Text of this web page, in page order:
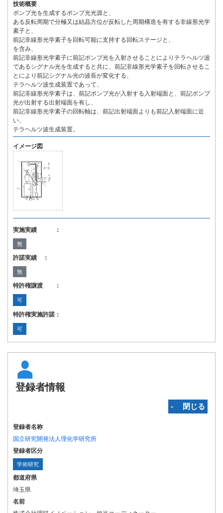
技術概要
ポンプ光を生成するポンプ光光源と、
ある反転周期で分極又は結晶方位が反転した周期構造を有する非線形光学
素子と、
前記非線形光学素子を回転可能に支持する回転ステージと、
を含み、
前記非線形光学素子に前記ポンプ光を入射させることによりテラヘルツ波
であるシグナル光を生成すると共に、前記非線形光学素子を回転させるこ
とにより前記シグナル光の波長が変化する、
テラヘルツ波生成装置であって、
前記非線形光学素子は、前記ポンプ光が入射する入射端面と、前記ポンプ
光が出射する出射端面を有し、
前記非線形光学素子の回転軸は、前記出射端面よりも前記入射端面に近
い、
テラヘルツ波生成装置。
イメージ図
実施実績 ：
無
許諾実績 ：
無
特許権譲渡 ：
可
特許権実施許諾：
可
登録者情報
‐ 閉じる
登録者名称
国立研究開発法人理化学研究所
登録者区分
学術研究
都道府県
埼玉県
名前